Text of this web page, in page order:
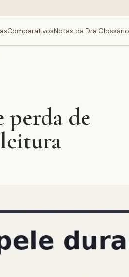
ComparativosNotas da Dra.Glossário
perda de